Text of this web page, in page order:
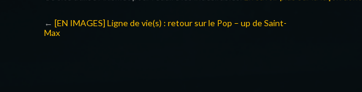
← [EN IMAGES] Ligne de vie(s) : retour sur le Pop – up de Saint-
Max